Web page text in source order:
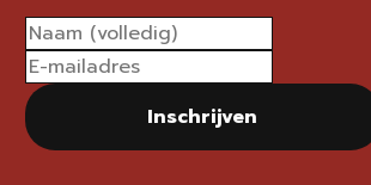
Inschrijven